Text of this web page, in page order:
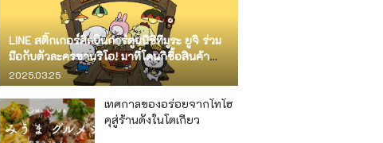
LINE สติ๊กเกอร์ศิลปินการ์ตูนนิชิทีมูระ ยูจิ ร่วม
มือกับตัวละครซานริโอ! มาที่โดนกิซื้อสินค้า
จำกัด
2025.03.25
เทศกาลของอร่อยจากโทโฮ
คุสู่ร้านดังในโตเกียว